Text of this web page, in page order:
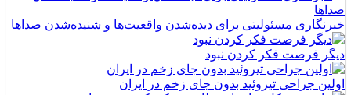
خبرنگاری مسئولیتی برای دیده‌شدن واقعیت‌ها و شنیده‌شدن صداها
دیگر فرصت فکر کردن نبود
اولین جراحی تیروئید بدون جای زخم در ایران